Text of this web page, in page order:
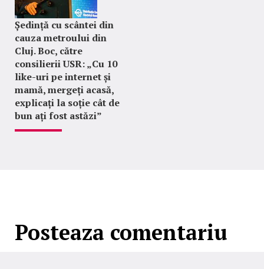
Ședință cu scântei din
cauza metroului din
Cluj. Boc, către
consilierii USR: „Cu 10
like-uri pe internet și
mamă, mergeți acasă,
explicați la soție cât de
bun ați fost astăzi”
Posteaza comentariu